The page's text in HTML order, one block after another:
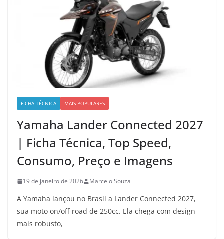
FICHA TÉCNICA MAIS POPULARES
Yamaha Lander Connected 2027
| Ficha Técnica, Top Speed,
Consumo, Preço e Imagens
19 de janeiro de 2026 Marcelo Souza
A Yamaha lançou no Brasil a Lander Connected 2027,
sua moto on/off-road de 250cc. Ela chega com design
mais robusto,